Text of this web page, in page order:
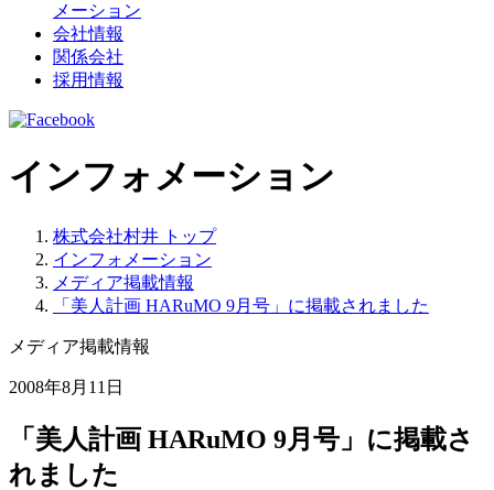
メーション
会社情報
関係会社
採用情報
インフォメーション
株式会社村井 トップ
インフォメーション
メディア掲載情報
「美人計画 HARuMO 9月号」に掲載されました
メディア掲載情報
2008年8月11日
「美人計画 HARuMO 9月号」に掲載さ
れました